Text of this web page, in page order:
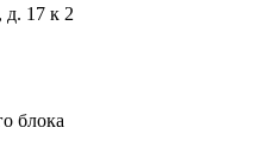
д. 17 к 2
блока